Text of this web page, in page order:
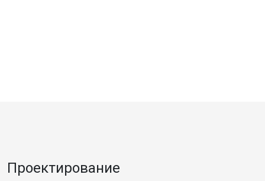
Проектирование